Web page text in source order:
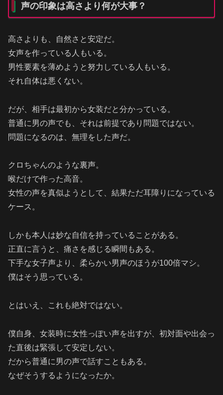
声の印象は高さより何が大事？
高さよりも、自然さと安定だ。
女声を作っている人もいる。
男性要素を薄めようと努力している人もいる。
それ自体は悪くない。
だが、相手は最初から女装だと分かっている。
普通に男の声でも、それは前提であり問題ではない。
問題になるのは、無理をした声だ。
クロちゃんのような裏声。
喉だけで作った高音。
女性の声を真似ようとして、結果ただ耳障りになっている
ケース。
しかも本人は妙な自信を持っていることがある。
正直に言うと、痛さを感じる瞬間もある。
下手な女子声より、柔らかい男声のほうが100倍マシ。
僕はそう思っている。
とはいえ、これも絶対ではない。
僕自身、女装時に女性っぽい声を出すが、初対面や出会っ
た直後は緊張して安定しない。
だから普通に男の声で話すこともある。
なぜそうするようになったか。